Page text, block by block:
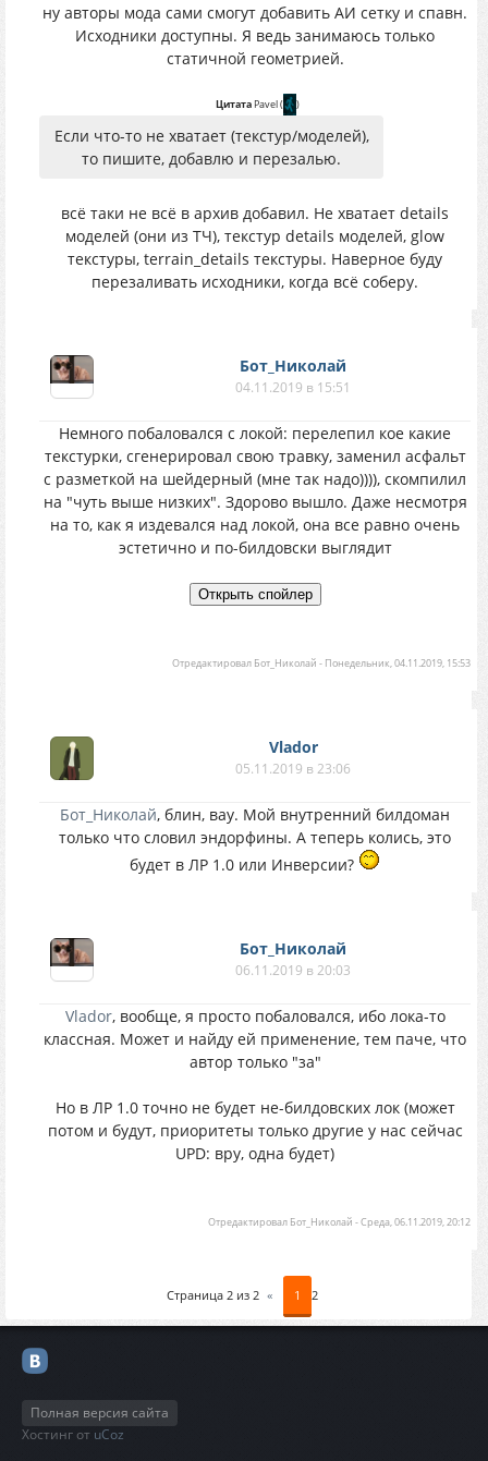
ну авторы мода сами смогут добавить АИ сетку и спавн.
Исходники доступны. Я ведь занимаюсь только
статичной геометрией.
ЦитатаPavel( )
Если что-то не хватает (текстур/моделей),
то пишите, добавлю и перезалью.
всё таки не всё в архив добавил. Не хватает details
моделей (они из ТЧ), текстур details моделей, glow
текстуры, terrain_details текстуры. Наверное буду
перезаливать исходники, когда всё соберу.
Бот_Николай
04.11.2019 в 15:51
Немного побаловался с локой: перелепил кое какие
текстурки, сгенерировал свою травку, заменил асфальт
с разметкой на шейдерный (мне так надо)))), скомпилил
на "чуть выше низких". Здорово вышло. Даже несмотря
на то, как я издевался над локой, она все равно очень
эстетично и по-билдовски выглядит
Отредактировал Бот_Николай - Понедельник, 04.11.2019, 15:53
Vlador
05.11.2019 в 23:06
Бот_Николай, блин, вау. Мой внутренний билдоман
только что словил эндорфины. А теперь колись, это
будет в ЛР 1.0 или Инверсии?
Бот_Николай
06.11.2019 в 20:03
Vlador, вообще, я просто побаловался, ибо лока-то
классная. Может и найду ей применение, тем паче, что
автор только "за"
Но в ЛР 1.0 точно не будет не-билдовских лок (может
потом и будут, приоритеты только другие у нас сейчас
UPD: вру, одна будет)
Отредактировал Бот_Николай -Среда, 06.11.2019, 20:12
Страница 2 из 2 « 1 2
Полная версия сайта
Хостинг от uCoz